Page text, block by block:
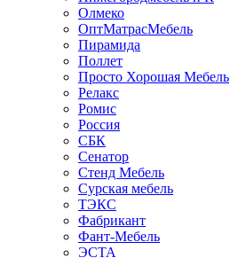
Олмеко
ОптМатрасМебель
Пирамида
Поллет
Просто Хорошая Мебель
Релакс
Ромис
Россия
СБК
Сенатор
Стенд Мебель
Сурская мебель
ТЭКС
Фабрикант
Фант-Мебель
ЭСТА